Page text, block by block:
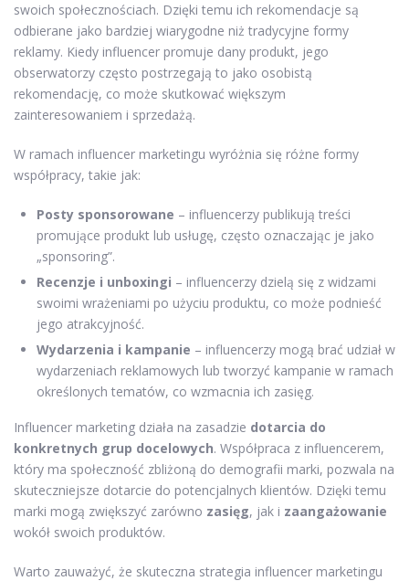
swoich społecznościach. Dzięki temu ich rekomendacje są
odbierane jako bardziej wiarygodne niż tradycyjne formy
reklamy. Kiedy influencer promuje dany produkt, jego
obserwatorzy często postrzegają to jako osobistą
rekomendację, co może skutkować większym
zainteresowaniem i sprzedażą.
W ramach influencer marketingu wyróżnia się różne formy
współpracy, takie jak:
Posty sponsorowane – influencerzy publikują treści
promujące produkt lub usługę, często oznaczając je jako
„sponsoring”.
Recenzje i unboxingi – influencerzy dzielą się z widzami
swoimi wrażeniami po użyciu produktu, co może podnieść
jego atrakcyjność.
Wydarzenia i kampanie – influencerzy mogą brać udział w
wydarzeniach reklamowych lub tworzyć kampanie w ramach
określonych tematów, co wzmacnia ich zasięg.
Influencer marketing działa na zasadzie dotarcia do
konkretnych grup docelowych. Współpraca z influencerem,
który ma społeczność zbliżoną do demografii marki, pozwala na
skuteczniejsze dotarcie do potencjalnych klientów. Dzięki temu
marki mogą zwiększyć zarówno zasięg, jak i zaangażowanie
wokół swoich produktów.
Warto zauważyć, że skuteczna strategia influencer marketingu